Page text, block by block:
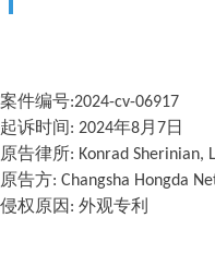
案件编号:2024-cv-06917
起诉时间: 2024年8月7日
原告律所: Konrad Sherinian,
原告方: Changsha Hongda
侵权原因: 外观专利